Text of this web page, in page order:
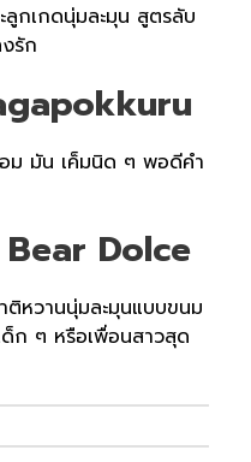
กเกดนุ่มละมุน สูตรลับ
รัก
ม มัน เค็มนิด ๆ พอดีคำ
Dolce
ติหวานนุ่มละมุนแบบขนม
ด็ก ๆ หรือเพื่อนสาวสุด